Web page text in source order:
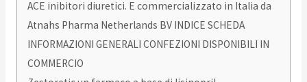
ACE inibitori diuretici. E commercializzato in Italia da
Atnahs Pharma Netherlands BV INDICE SCHEDA
INFORMAZIONI GENERALI CONFEZIONI DISPONIBILI IN
COMMERCIO